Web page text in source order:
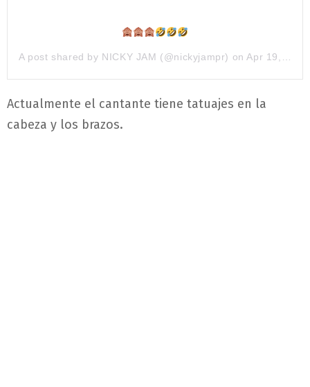
A post shared by NICKY JAM (@nickyjampr) onApr 19, 2017 at 8:36pm PDT
Actualmente el cantante tiene tatuajes en la
cabeza y los brazos.